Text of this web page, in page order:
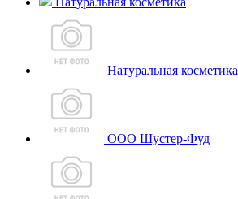
Натуральная косметика
ООО Шустер-Фуд